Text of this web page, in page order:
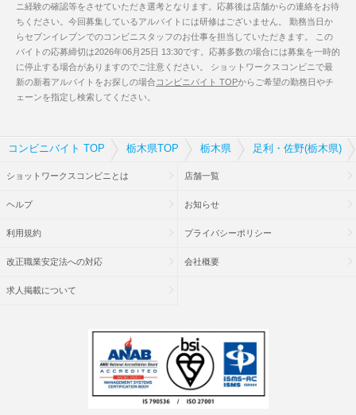
ニ経験の確認等をさせていただき選考となります。応募後は店舗からの連絡をお待
ちください。今回募集しているアルバイトには研修はございません。 勤務当日か
らセブンイレブンでのコンビニスタッフのお仕事を担当していただきます。 この
バイトの応募締切は2026年06月25日 13:30です。応募多数の場合には募集を一時的
に停止する場合がありますのでご注意ください。 ショットワークスコンビニで最
新の新着アルバイトをお探しの場合コンビニバイト TOPからご希望の勤務日やチ
ェーンを指定し検索してください。
コンビニバイト TOP 栃木県TOP 栃木県 足利・佐野(栃木県)
ショットワークスコンビニとは 店舗一覧
ヘルプ お知らせ
利用規約 プライバシーポリシー
改正職業安定法への対応 会社概要
求人掲載について